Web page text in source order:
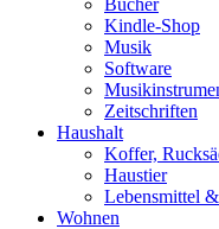
Bücher
Kindle-Shop
Musik
Software
Zeitschriften
Haushalt
Koffer,
Haustier
Lebensmittel
Wohnen